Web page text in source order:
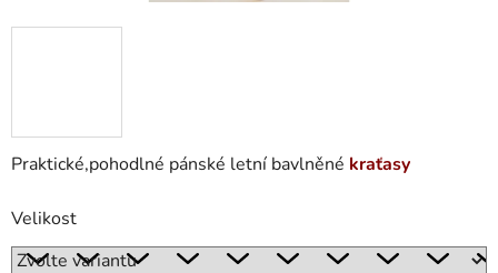
Praktické,pohodlné pánské letní bavlněné kraťasy
Velikost